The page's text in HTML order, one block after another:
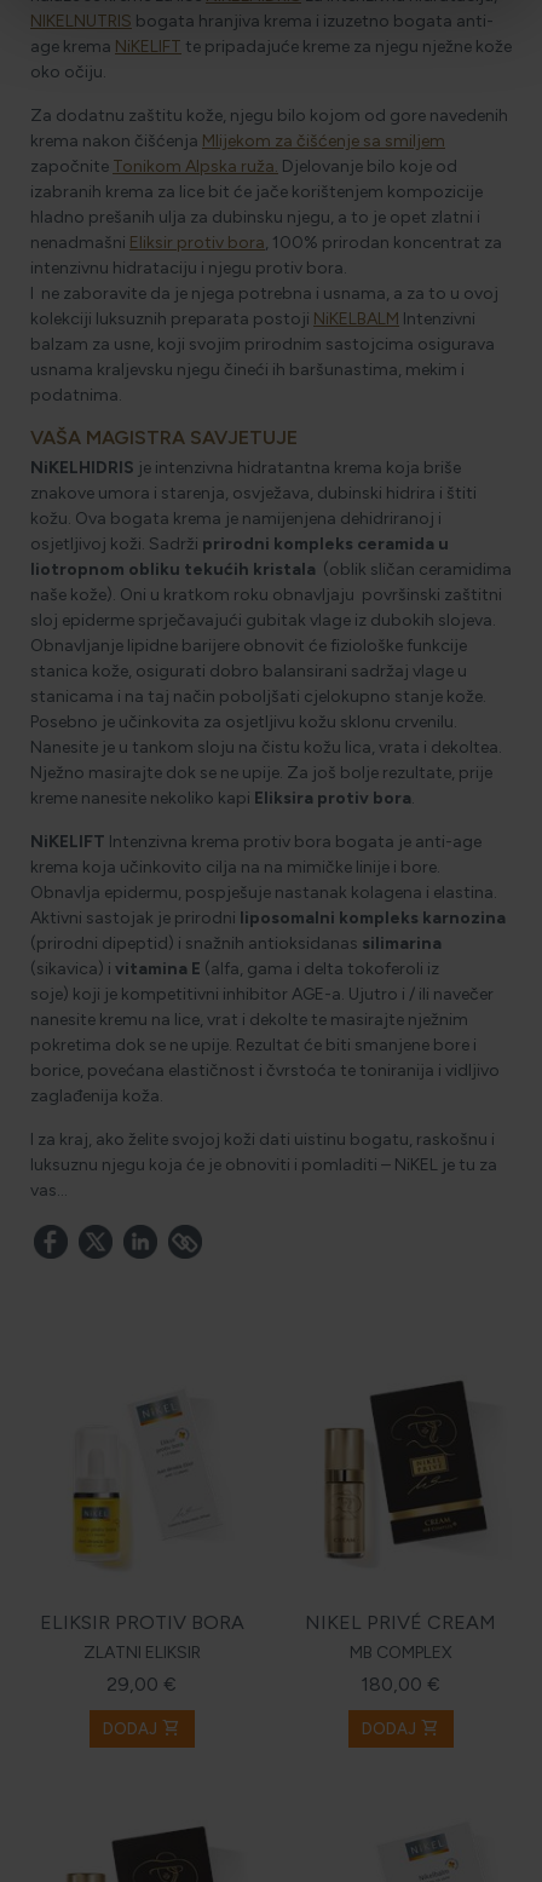
NIKELNUTRIS bogata hranjiva krema i izuzetno bogata anti-
age krema NiKELIFT te pripadajuće kreme za njegu nježne kože
oko očiju.
Za dodatnu zaštitu kože, njegu bilo kojom od gore navedenih
krema nakon čišćenja Mlijekom za čišćenje sa smiljem
započnite Tonikom Alpska ruža. Djelovanje bilo koje od
izabranih krema za lice bit će jače korištenjem kompozicije
hladno prešanih ulja za dubinsku njegu, a to je opet zlatni i
nenadmašni Eliksir protiv bora, 100% prirodan koncentrat za
intenzivnu hidrataciju i njegu protiv bora.
I ne zaboravite da je njega potrebna i usnama, a za to u ovoj
kolekciji luksuznih preparata postoji NiKELBALM Intenzivni
balzam za usne, koji svojim prirodnim sastojcima osigurava
usnama kraljevsku njegu čineći ih baršunastima, mekim i
podatnima.
VAŠA MAGISTRA SAVJETUJE
NiKELHIDRIS je intenzivna hidratantna krema koja briše
znakove umora i starenja, osvježava, dubinski hidrira i štiti
kožu. Ova bogata krema je namijenjena dehidriranoj i
osjetljivoj koži. Sadrži prirodni kompleks ceramida u
liotropnom obliku tekućih kristala (oblik sličan ceramidima
naše kože). Oni u kratkom roku obnavljaju površinski zaštitni
sloj epiderme sprječavajući gubitak vlage iz dubokih slojeva.
Obnavljanje lipidne barijere obnovit će fiziološke funkcije
stanica kože, osigurati dobro balansirani sadržaj vlage u
stanicama i na taj način poboljšati cjelokupno stanje kože.
Posebno je učinkovita za osjetljivu kožu sklonu crvenilu.
Nanesite je u tankom sloju na čistu kožu lica, vrata i dekoltea.
Nježno masirajte dok se ne upije. Za još bolje rezultate, prije
kreme nanesite nekoliko kapi Eliksira protiv bora.
NiKELIFT Intenzivna krema protiv bora bogata je anti-age
krema koja učinkovito cilja na na mimičke linije i bore.
Obnavlja epidermu, pospješuje nastanak kolagena i elastina.
Aktivni sastojak je prirodni liposomalni kompleks karnozina
(prirodni dipeptid) i snažnih antioksidanas silimarina
(sikavica) i vitamina E (alfa, gama i delta tokoferoli iz
soje) koji je kompetitivni inhibitor AGE-a. Ujutro i / ili navečer
nanesite kremu na lice, vrat i dekolte te masirajte nježnim
pokretima dok se ne upije. Rezultat će biti smanjene bore i
borice, povećana elastičnost i čvrstoća te toniranija i vidljivo
zaglađenija koža.
I za kraj, ako želite svojoj koži dati uistinu bogatu, raskošnu i
luksuznu njegu koja će je obnoviti i pomladiti – NiKEL je tu za
vas…
ELIKSIR PROTIV BORA
ZLATNI ELIKSIR
29,00 €
DODAJ shopping_cart
NIKEL PRIVÉ CREAM
MB COMPLEX
180,00 €
DODAJ shopping_cart